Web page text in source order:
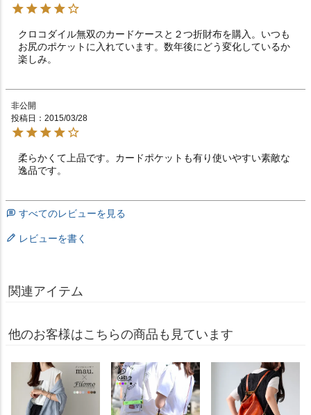
クロコダイル無双のカードケースと２つ折財布を購入。いつも
お尻のポケットに入れています。数年後にどう変化しているか
楽しみ。
非公開
投稿日
2015/03/28
柔らかくて上品です。カードポケットも有り使いやすい素敵な
逸品です。
すべてのレビューを見る
レビューを書く
関連アイテム
他のお客様はこちらの商品も見ています